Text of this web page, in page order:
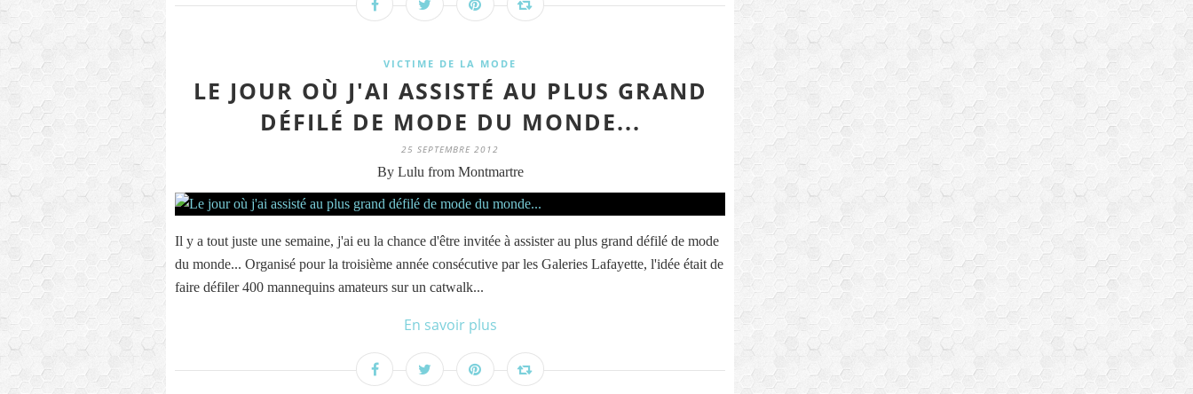
VICTIME DE LA MODE
LE JOUR OÙ J'AI ASSISTÉ AU PLUS GRAND
DÉFILÉ DE MODE DU MONDE...
25 SEPTEMBRE 2012
By Lulu from Montmartre
Il y a tout juste une semaine, j'ai eu la chance d'être invitée à assister au plus grand défilé de mode
du monde... Organisé pour la troisième année consécutive par les Galeries Lafayette, l'idée était de
faire défiler 400 mannequins amateurs sur un catwalk...
En savoir plus